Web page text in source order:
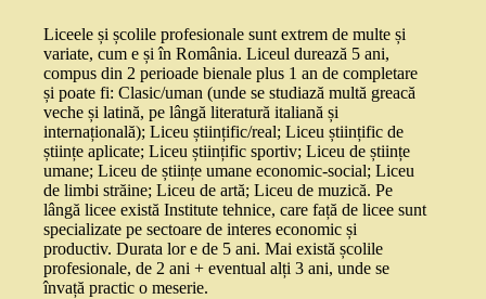
Liceele și școlile profesionale sunt extrem de multe și
variate, cum e și în România. Liceul durează 5 ani,
compus din 2 perioade bienale plus 1 an de completare
și poate fi: Clasic/uman (unde se studiază multă greacă
veche și latină, pe lângă literatură italiană și
internațională); Liceu științific/real; Liceu științific de
științe aplicate; Liceu științific sportiv; Liceu de științe
umane; Liceu de științe umane economic-social; Liceu
de limbi străine; Liceu de artă; Liceu de muzică. Pe
lângă licee există Institute tehnice, care față de licee sunt
specializate pe sectoare de interes economic și
productiv. Durata lor e de 5 ani. Mai există școlile
profesionale, de 2 ani + eventual alți 3 ani, unde se
învață practic o meserie.